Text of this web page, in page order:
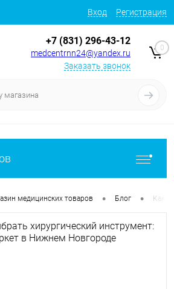
Вход Регистрация
+7 (831) 296-43-12
medcentrnn24@yandex.ru
Заказать звонок
0
медицинских товаров • Блог • Как
хирургический инструмент:
в Нижнем Новгороде